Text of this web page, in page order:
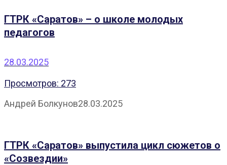
ГТРК «Саратов» – о школе молодых
педагогов
28.03.2025
Просмотров: 273
Андрей Болкунов28.03.2025
ГТРК «Саратов» выпустила цикл сюжетов о
«Созвездии»